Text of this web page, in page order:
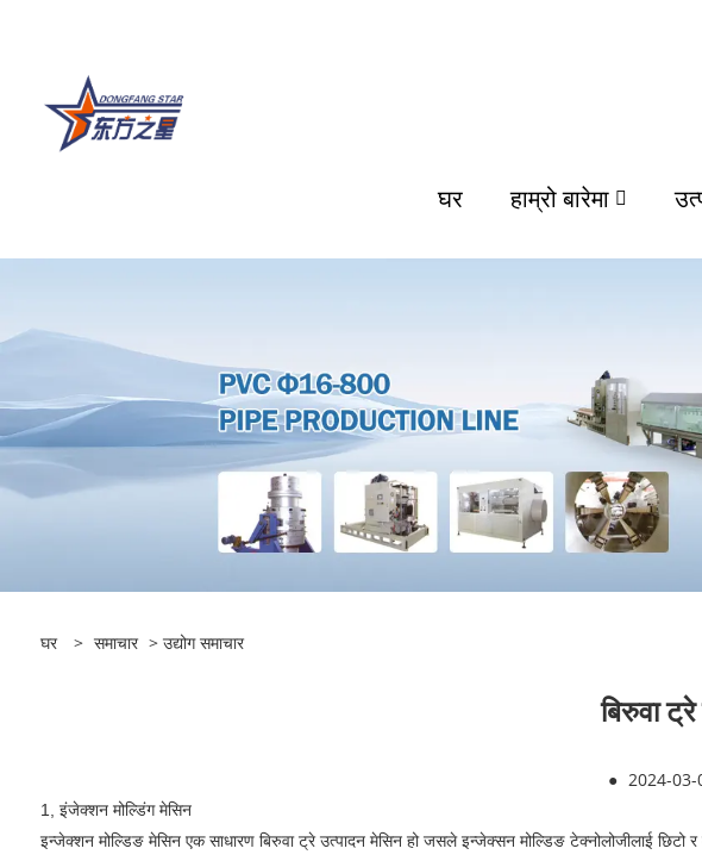
घर हाम्रो बारेमा
घर > समाचार > उद्योग समाचार
बिरुवा
● 2024-03-
1, इंजेक्शन मोल्डिंग मेसिन
इन्जेक्शन मोल्डिङ मेसिन एक साधारण बिरुवा ट्रे उत्पादन मेसिन हो जसले इन्जेक्सन मोल्डिङ टेक्नोलोजीलाई छिटो र